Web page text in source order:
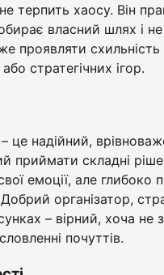
терпить хаосу. Він
власний шлях і не
проявляти схильність
стратегічних ігор.
це надійний,
приймати складні
емоції, але глибоко
організатор,
– вірний, хоча не
почуттів.